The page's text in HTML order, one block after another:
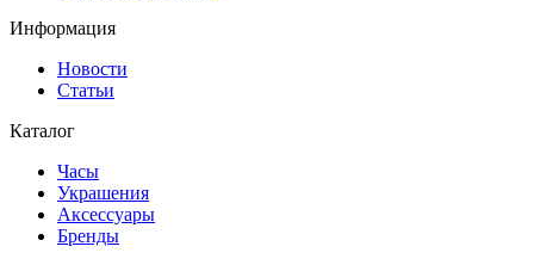
Информация
Новости
Статьи
Каталог
Часы
Украшения
Аксессуары
Бренды